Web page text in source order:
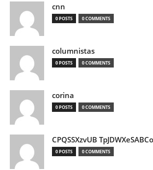
cnn
0 POSTS 0 COMMENTS
columnistas
0 POSTS 0 COMMENTS
corina
0 POSTS 0 COMMENTS
CPQSSXzvUB
0 POSTS 0 COMMENTS